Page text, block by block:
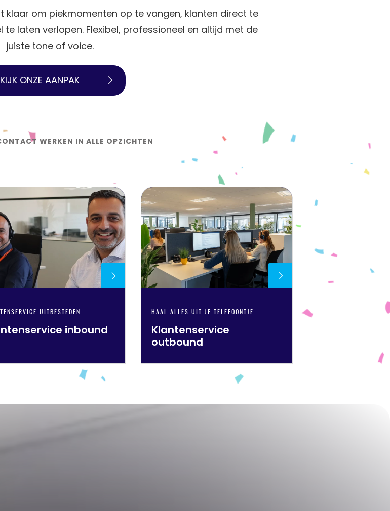
klaar om piekmomenten op te vangen, klanten direct te
laten verlopen. Flexibel, professioneel en altijd met de
juiste tone of voice.
ONZE AANPAK
WERKEN IN ALLE OPZICHTEN
UITBESTEDEN
inbound
HAAL ALLES UIT JE TELEFOONTJE
Klantenservice
outbound